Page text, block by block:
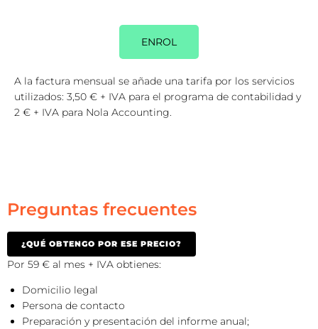
ENROL
A la factura mensual se añade una tarifa por los servicios
utilizados: 3,50 € + IVA para el programa de contabilidad y
2 € + IVA para Nola Accounting.
Preguntas frecuentes
¿QUÉ OBTENGO POR ESE PRECIO?
Por 59 € al mes + IVA obtienes:
Domicilio legal
Persona de contacto
Preparación y presentación del informe anual;